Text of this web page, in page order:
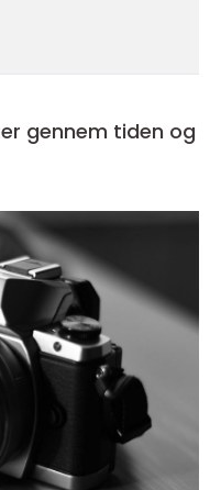
gennem tiden og